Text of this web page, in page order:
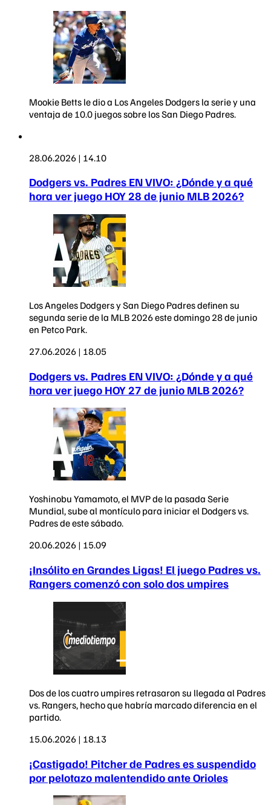
Mookie Betts le dio a Los Angeles Dodgers la serie y una
ventaja de 10.0 juegos sobre los San Diego Padres.
28.06.2026 | 14.10
Dodgers vs. Padres EN VIVO: ¿Dónde y a qué
hora ver juego HOY 28 de junio MLB 2026?
Los Angeles Dodgers y San Diego Padres definen su
segunda serie de la MLB 2026 este domingo 28 de junio
en Petco Park.
27.06.2026 | 18.05
Dodgers vs. Padres EN VIVO: ¿Dónde y a qué
hora ver juego HOY 27 de junio MLB 2026?
Yoshinobu Yamamoto, el MVP de la pasada Serie
Mundial, sube al montículo para iniciar el Dodgers vs.
Padres de este sábado.
20.06.2026 | 15.09
¡Insólito en Grandes Ligas! El juego Padres vs.
Rangers comenzó con solo dos umpires
Dos de los cuatro umpires retrasaron su llegada al Padres
vs. Rangers, hecho que habría marcado diferencia en el
partido.
15.06.2026 | 18.13
¡Castigado! Pitcher de Padres es suspendido
por pelotazo malentendido ante Orioles